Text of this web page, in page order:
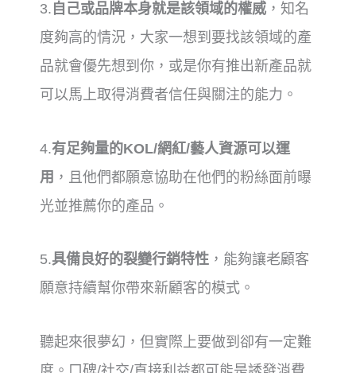
3. 自己或品牌本身就是該領域的權威 ，知名
度夠高的情況，大家一想到要找該領域的產
品就會優先想到你，或是你有推出新產品就
可以馬上取得消費者信任與關注的能力。
4.有足夠量的KOL/網紅/藝人資源可以運
用 ，且他們都願意協助在他們的粉絲面前曝
光並推薦你的產品。
5.具備良好的裂變行銷特性 ，能夠讓老顧客
願意持續幫你帶來新顧客的模式。
聽起來很夢幻，但實際上要做到卻有一定難